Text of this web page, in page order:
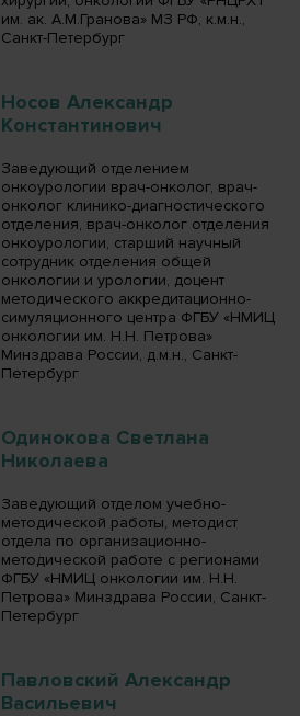
им. ак. А.М.Гранова» МЗ РФ, к.м.н.,
Санкт-Петербург
Носов Александр
Константинович
Заведующий отделением
онкоурологии врач-онколог, врач-
онколог клинико-диагностического
отделения, врач-онколог отделения
онкоурологии, старший научный
сотрудник отделения общей
онкологии и урологии, доцент
методического аккредитационно-
симуляционного центра ФГБУ «НМИЦ
онкологии им. Н.Н. Петрова»
Минздрава России, д.м.н., Санкт-
Петербург
Одинокова Светлана
Николаева
Заведующий отделом учебно-
методической работы, методист
отдела по организационно-
методической работе с регионами
ФГБУ «НМИЦ онкологии им. Н.Н.
Петрова» Минздрава России, Санкт-
Петербург
Павловский Александр
Васильевич